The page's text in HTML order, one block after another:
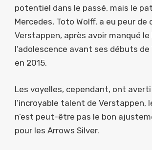
potentiel dans le passé, mais le
Mercedes, Toto Wolff, a eu peur de
Verstappen, après avoir manqué le
l’adolescence avant ses débuts de
en 2015.
Les voyelles, cependant, ont
l’incroyable talent de Verstappen,
n’est peut-être pas le bon
pour les Arrows Silver.